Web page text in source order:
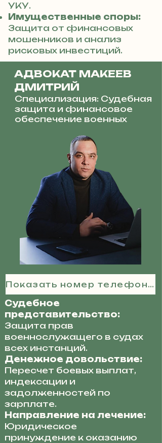
УКУ.
Имущественные споры:
Защита от финансовых
мошенников и анализ
рисковых инвестиций.
АДВОКАТ МАКЕЕВ
ДМИТРИЙ
Специализация: Судебная
защита и финансовое
обеспечение военных
Показать номер телефона
Судебное
представительство:
Защита прав
военнослужащего в судах
всех инстанций.
Денежное довольствие:
Пересчет боевых выплат,
индексации и
задолженностей по
зарплате.
Направление на лечение:
Юридическое
принуждение к оказанию